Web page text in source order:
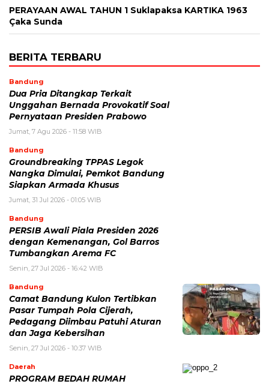
PERAYAAN AWAL TAHUN 1 Suklapaksa KARTIKA 1963
Çaka Sunda
BERITA TERBARU
Bandung
Dua Pria Ditangkap Terkait
Unggahan Bernada Provokatif Soal
Pernyataan Presiden Prabowo
Jumat, 7 Agu 2026 - 11:58 WIB
Bandung
Groundbreaking TPPAS Legok
Nangka Dimulai, Pemkot Bandung
Siapkan Armada Khusus
Jumat, 31 Jul 2026 - 01:05 WIB
Bandung
PERSIB Awali Piala Presiden 2026
dengan Kemenangan, Gol Barros
Tumbangkan Arema FC
Senin, 27 Jul 2026 - 16:42 WIB
Bandung
Camat Bandung Kulon Tertibkan
Pasar Tumpah Pola Cijerah,
Pedagang Diimbau Patuhi Aturan
dan Jaga Kebersihan
Senin, 27 Jul 2026 - 10:37 WIB
Daerah
PROGRAM BEDAH RUMAH